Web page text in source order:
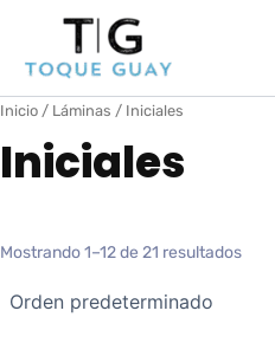
contenido
Inicio / Láminas / Iniciales
Iniciales
Mostrando 1–12 de 21 resultados